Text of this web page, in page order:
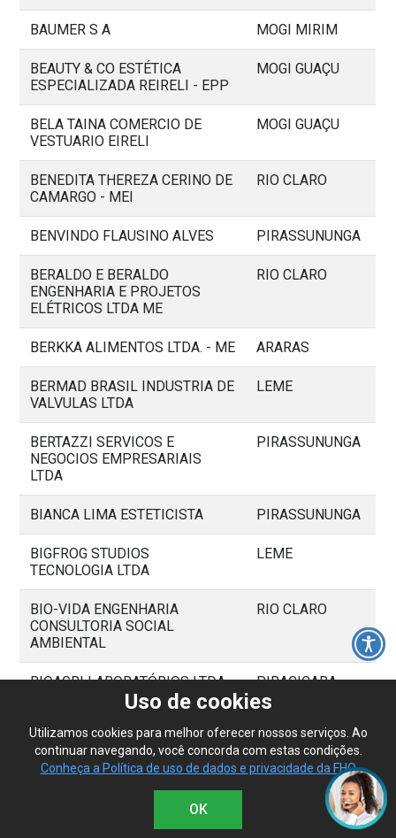
BAUMER S A MOGI MIRIM
BEAUTY & CO ESTÉTICA
ESPECIALIZADA REIRELI - EPP
MOGI GUAÇU
BELA TAINA COMERCIO DE
VESTUARIO EIRELI
MOGI GUAÇU
BENEDITA THEREZA CERINO DE
CAMARGO - MEI
RIO CLARO
BENVINDO FLAUSINO ALVES PIRASSUNUNGA
BERALDO E BERALDO
ENGENHARIA E PROJETOS
ELÉTRICOS LTDA ME
RIO CLARO
BERKKA ALIMENTOS LTDA. - ME ARARAS
BERMAD BRASIL INDUSTRIA DE
VALVULAS LTDA
LEME
BERTAZZI SERVICOS E
NEGOCIOS EMPRESARIAIS
LTDA
PIRASSUNUNGA
BIANCA LIMA ESTETICISTA PIRASSUNUNGA
BIGFROG STUDIOS
TECNOLOGIA LTDA
LEME
BIO-VIDA ENGENHARIA
CONSULTORIA SOCIAL
AMBIENTAL
RIO CLARO
BIOAGRI LABORATÓRIOS LTDA PIRACICABA
BIOTEMA PRESTAÇÃO SERVIÇO
DE BIOTECNOLOGIA E MEIO
ARARAS
BLUEPEX TECNOLOGIA S.A.
Uso de cookies
Utilizamos cookies para melhor oferecer nossos serviços. Ao
continuar navegando, você concorda com estas condições.
Conheça a Política de uso de dados e privacidade da FHO
OK